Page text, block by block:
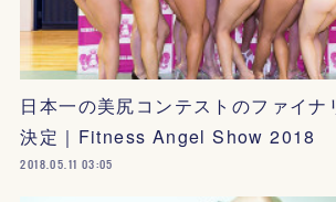
日本一の美尻コンテストのファイナ
決定｜Fitness Angel Show 2018
2018.05.11 03:05